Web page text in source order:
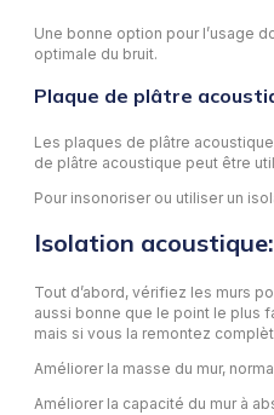
Une bonne option pour l’usage
optimale du bruit.
Plaque de plâtre
Les plaques de plâtre
de plâtre acoustique peut être
Pour insonoriser ou utiliser un
Isolation
Tout d’abord, vérifiez les murs
aussi bonne que le point le plus
mais si vous la remontez
Améliorer la masse du mur,
Améliorer la capacité du mur à